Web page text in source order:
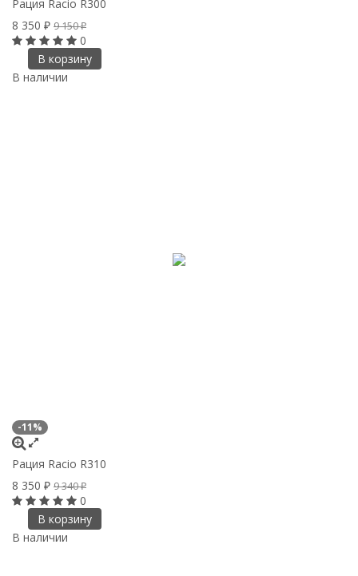
Рация Racio R300
8 350 ₽ 9 150₽
0
В корзину
В наличии
-11%
Рация Racio R310
8 350 ₽ 9 340₽
0
В корзину
В наличии